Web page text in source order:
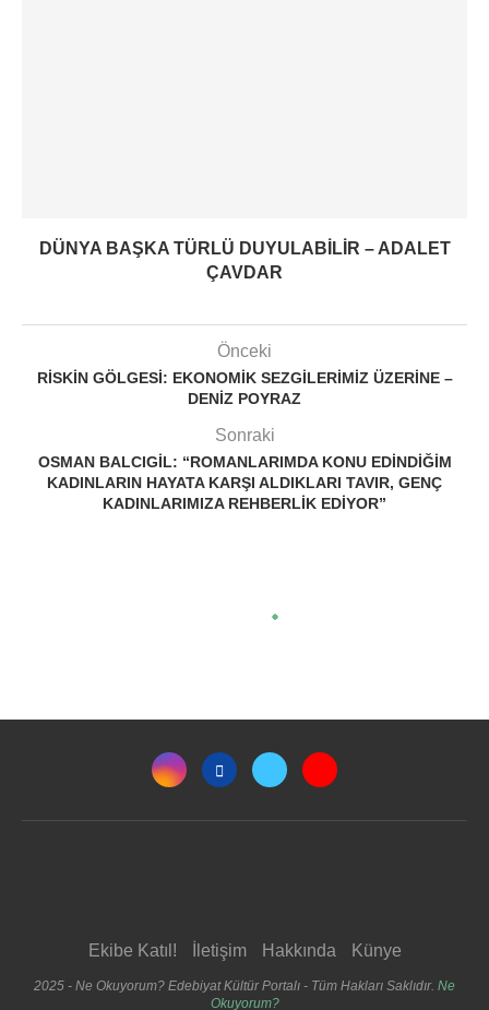
DÜNYA BAŞKA TÜRLÜ DUYULABILIR – ADALET
ÇAVDAR
Önceki
RISKIN GÖLGESI: EKONOMIK SEZGILERIMIZ ÜZERINE –
DENIZ POYRAZ
Sonraki
OSMAN BALCIGIL: “ROMANLARIMDA KONU EDINDIĞIM
KADINLARIN HAYATA KARŞI ALDIKLARI TAVIR, GENÇ
KADINLARIMIZA REHBERLIK EDIYOR”
Ekibe Katıl! İletişim Hakkında Künye
2025 - Ne Okuyorum? Edebiyat Kültür Portalı - Tüm Hakları Saklıdır. Ne
Okuyorum?